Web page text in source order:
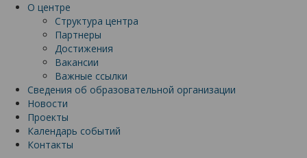
О центре
Структура центра
Партнеры
Достижения
Вакансии
Важные ссылки
Сведения об образовательной организации
Новости
Проекты
Календарь событий
Контакты